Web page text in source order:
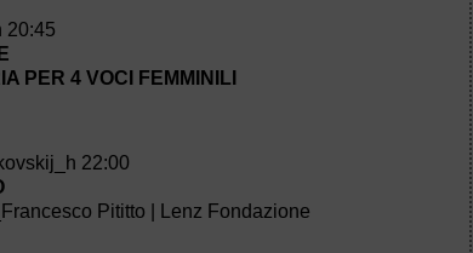
20:45
PER 4 VOCI FEMMINILI
22:00
Pititto | Lenz Fondazione